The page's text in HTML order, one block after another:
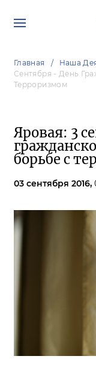
Главная Наша
Сентября - День
Терроризмом
Яровая: 3
борьбе с
03 сентября 2016,